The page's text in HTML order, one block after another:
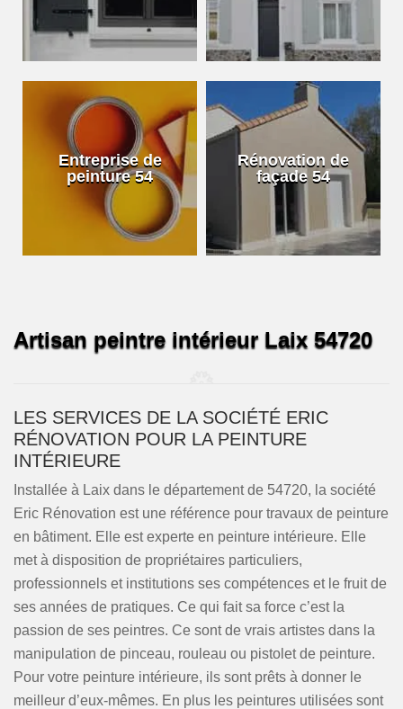
Entreprise de
peinture 54
Rénovation de
façade 54
Artisan peintre intérieur Laix 54720
LES SERVICES DE LA SOCIÉTÉ ERIC
RÉNOVATION POUR LA PEINTURE
INTÉRIEURE
Installée à Laix dans le département de 54720, la société
Eric Rénovation est une référence pour travaux de peinture
en bâtiment. Elle est experte en peinture intérieure. Elle
met à disposition de propriétaires particuliers,
professionnels et institutions ses compétences et le fruit de
ses années de pratiques. Ce qui fait sa force c’est la
passion de ses peintres. Ce sont de vrais artistes dans la
manipulation de pinceau, rouleau ou pistolet de peinture.
Pour votre peinture intérieure, ils sont prêts à donner le
meilleur d’eux-mêmes. En plus les peintures utilisées sont